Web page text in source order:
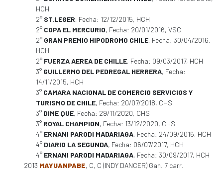
HCH
2° ST.LEGER, Fecha: 12/12/2015, HCH
2° COPA EL MERCURIO, Fecha: 20/01/2016, VSC
2° GRAN PREMIO HIPODROMO CHILE, Fecha: 30/04/2016,
HCH
2° FUERZA AEREA DE CHILLE, Fecha: 09/03/2017, HCH
3° GUILLERMO DEL PEDREGAL HERRERA, Fecha:
14/11/2015, HCH
3° CAMARA NACIONAL DE COMERCIO SERVICIOS Y
TURISMO DE CHILE, Fecha: 20/07/2018, CHS
3° DIME QUE, Fecha: 29/11/2020, CHS
3° ROYAL CHAMPION, Fecha: 13/12/2020, CHS
4° ERNANI PARODI MADARIAGA, Fecha: 24/09/2016, HCH
4° DIARIO LA SEGUNDA, Fecha: 06/07/2017, HCH
4° ERNANI PARODI MADARIAGA, Fecha: 30/09/2017, HCH
2013 MAYUANPABE, C, C (INDY DANCER) Gan. 7 carr.